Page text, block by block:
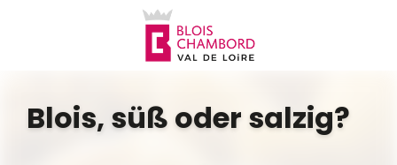
Blois, süß oder salzig?